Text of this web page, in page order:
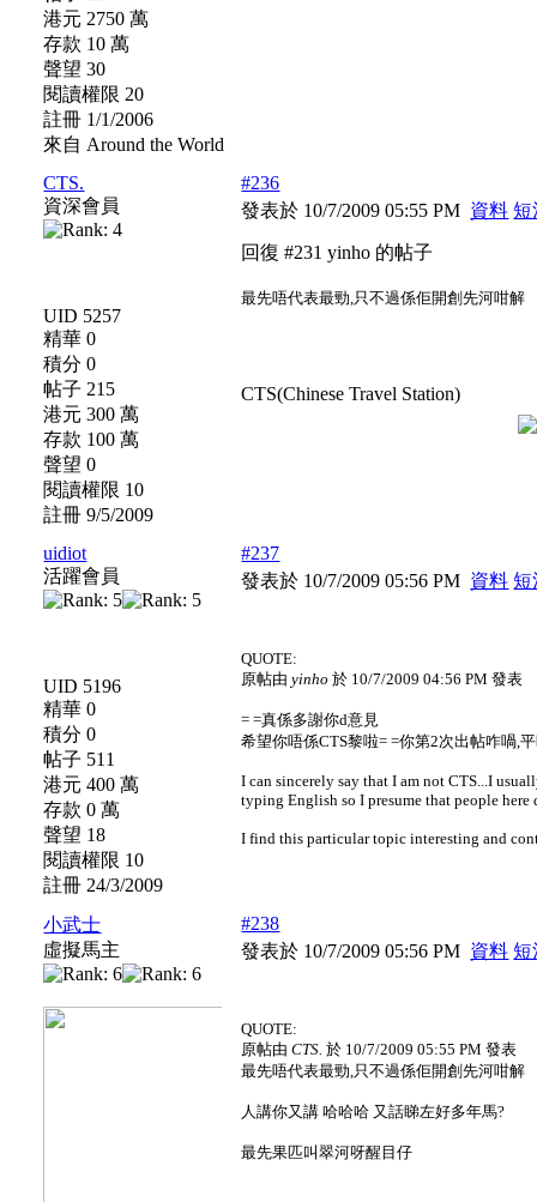
港元 2750 萬
存款 10 萬
聲望 30
閱讀權限 20
註冊 1/1/2006
來自 Around the World
CTS.
資深會員
UID 5257
精華 0
積分 0
帖子 215
港元 300 萬
存款 100 萬
聲望 0
閱讀權限 10
註冊 9/5/2009
#236
發表於 10/7/2009 05:55 PM 資料 短
回復 #231 yinho 的帖子
最先唔代表最勁,只不過係佢開創先河咁解
CTS(Chinese Travel Station)
uidiot
活躍會員
UID 5196
精華 0
積分 0
帖子 511
港元 400 萬
存款 0 萬
聲望 18
閱讀權限 10
註冊 24/3/2009
#237
發表於 10/7/2009 05:56 PM 資料 短
QUOTE:
原帖由yinho 於 10/7/2009 04:56 PM 發表
= =真係多謝你d意見
希望你唔係CTS黎啦= =你第2次出帖咋喎,
I can sincerely say that I am not CTS...I
typing English so I presume that people
I find this particular topic interesting and
小武士
虛擬馬主
#238
發表於 10/7/2009 05:56 PM 資料 短
QUOTE:
原帖由CTS. 於 10/7/2009 05:55 PM 發表
最先唔代表最勁,只不過係佢開創先河咁解
人講你又講 哈哈哈 又話睇左好多年馬?
最先果匹叫翠河呀醒目仔